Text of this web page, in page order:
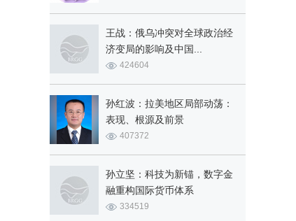
王战：俄乌冲突对全球政治经
济变局的影响及中国...
424604
孙红波：拉美地区局部动荡：
表现、根源及前景
407372
孙立坚：科技为新锚，数字金
融重构国际货币体系
334519